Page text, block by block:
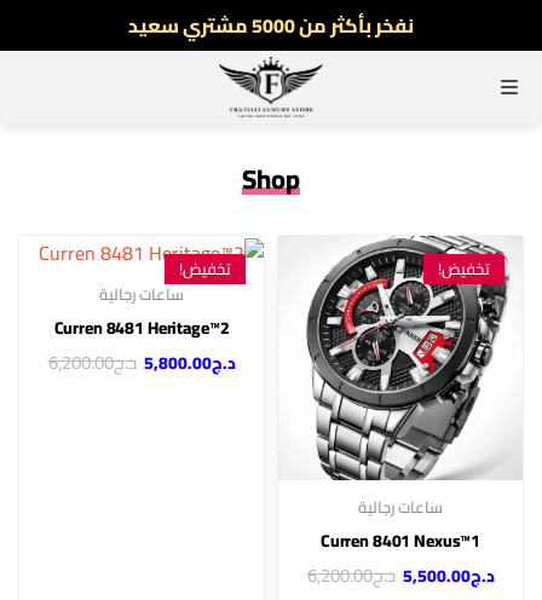
نفخر بأكثر من 5000 مشتري سعيد
أطلب الآن والدفع فقط عند استلام المنتج
توصيل سريع لجميع الولايات
القائمة
Shop
تخفيض!
ساعات رجالية
1™Curren 8401 Nexus
د.ج5,500.00 د.ج6,200.00
تخفيض!
ساعات رجالية
2™Curren 8481 Heritage
د.ج5,800.00 د.ج6,200.00